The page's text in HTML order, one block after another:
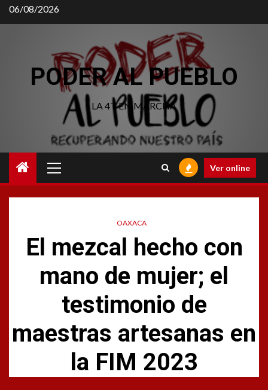
Saltar
al
06/08/2026
PODER AL PUEBLO
LA 4T EN MARCHA
principal
Ver online
OAXACA
El mezcal hecho con
mano de mujer; el
testimonio de
maestras artesanas en
la FIM 2023